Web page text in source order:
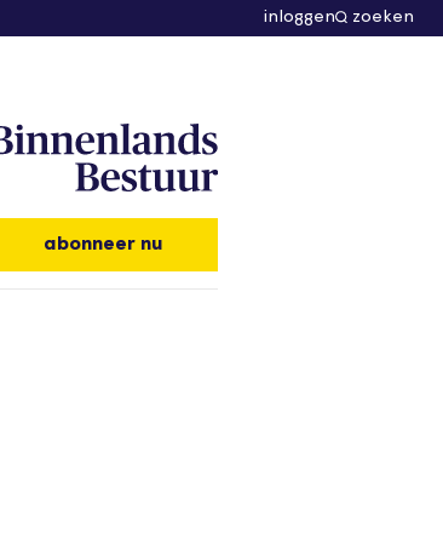
inloggen zoeken
abonneer nu